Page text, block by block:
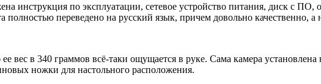
инструкция по эксплуатации, сетевое устройство питания, диск с ПО,
переведено на русский язык, причем довольно качественно,
вес в 340 граммов всё-таки ощущается в руке. Сама камера
ножки для настольного расположения.